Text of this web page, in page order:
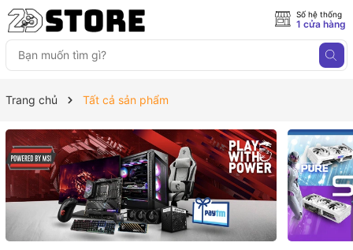
Số hệ thống
1 cửa hàng
Trang chủ Tất cả sản phẩm